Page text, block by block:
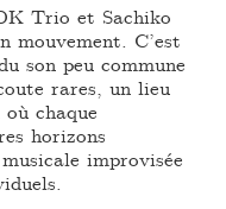
Trio et Sachiko
mouvement. C’est
son peu commune
rares, un lieu
chaque
horizons
improvisée